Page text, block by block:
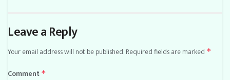
Leave a Reply
Your email address will not be published.Required fields are marked *
Comment *